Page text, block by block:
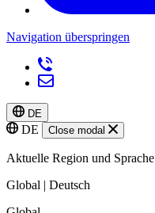
Navigation überspringen
DE
DE Close modal
Aktuelle Region und Sprache
Global | Deutsch